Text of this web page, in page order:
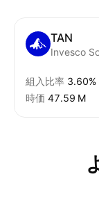
TAN
Invesco
組入比率 3.60%
時価 ‪47.59 M‬